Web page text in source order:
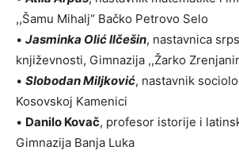
,,Šamu Mihalj“ Bačko Petrovo Selo
• Jasminka Olić Ilčešin, nastavnica
književnosti, Gimnazija ,,Žarko
• Slobodan Miljković, nastavnik
Kosovskoj Kamenici
• Danilo Kovač, profesor istorije i
Gimnazija Banja Luka